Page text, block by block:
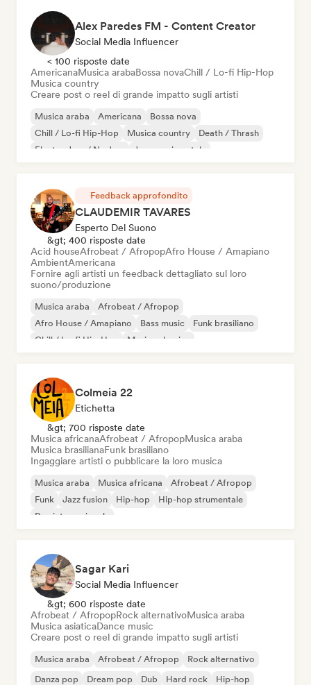
Alex Paredes FM - Content Creator
Social Media Influencer
< 100 risposte date
AmericanaMusica arabaBossa novaChill / Lo-fi Hip-Hop
Musica country
Creare post o reel di grande impatto sugli artisti
Musica araba Americana
Bossa nova
Chill / Lo-fi Hip-Hop
Musica country
Death / Thrash
Electro Jazz / Nu Jazz
Jazz sperimentale
Feedback approfondito
CLAUDEMIR TAVARES
Esperto Del Suono
&gt; 400 risposte date
Acid houseAfrobeat / AfropopAfro House / Amapiano
AmbientAmericana
Fornire agli artisti un feedback dettagliato sul loro
suono/produzione
Musica araba
Afrobeat / Afropop
Afro House / Amapiano
Bass music
Funk brasiliano
Chill / Lo-fi Hip-Hop
Musica classica
Colmeia 22
Etichetta
&gt; 700 risposte date
Musica africanaAfrobeat / AfropopMusica araba
Musica brasilianaFunk brasiliano
Ingaggiare artisti o pubblicare la loro musica
Musica araba Musica africana
Afrobeat / Afropop
Funk
Jazz fusion Hip-hop
Hip-hop strumentale
Rap internazionale
Sagar Kari
Social Media Influencer
&gt; 600 risposte date
Afrobeat / AfropopRock alternativoMusica araba
Musica asiaticaDance music
Creare post o reel di grande impatto sugli artisti
Musica araba Afrobeat / Afropop
Rock alternativo
Danza pop
Dream pop Dub Hard rock Hip-hop